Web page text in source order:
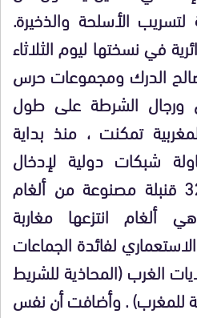
الأسلحة والذخيرة.
في نسختها ليوم الثلاثاء
مصالح الدرك ومجموعات حرس
ورجال الشرطة على طول
تمكنت ، منذ بداية
شبكات دولية لإدخال
وتسويق أكثـر من 3200 قنبلة مصنوعة من ألغام
ألغام انتزعها مغاربة
لفائدة الجماعات
الغرب (المحاذية للشريط
للمغرب) . وأضافت أن نفس